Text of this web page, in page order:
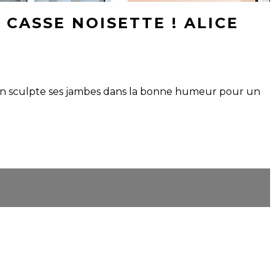
NOISETTE ! ALICE
sculpte ses jambes dans la bonne humeur pour un